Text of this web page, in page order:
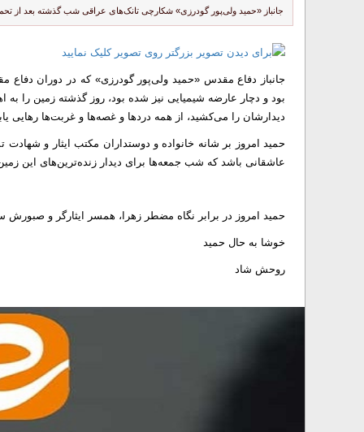
جانباز «حمید ولی‌پور گودرزی» شکارچی تانک‌های عراقی شب گذشته بعد از
جانباز دفاع مقدس «حمید ولی‌پور گودرزی» که در دوران
بود و دچار عارضه شیمیایی نیز شده بود، روز گذشته زمین را
دیدارشان را می‌کشید، از همه دردها و غصه‌ها و غربت‌ها رهایی
عاشقانی باشد که شب جمعه‌ها برای دیدار زنده‌ترین‌های این
حمید امروز در برابر نگاه مضطر زهرا، همسر ایثارگر و
خوشا به حال حمید
روحش شاد